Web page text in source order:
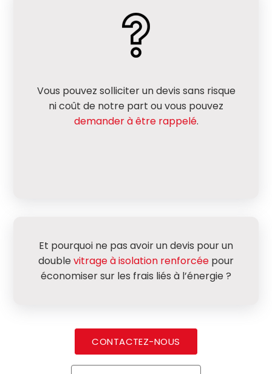
Vous pouvez solliciter un devis sans risque
ni coût de notre part ou vous pouvez
demander à être rappelé.
Et pourquoi ne pas avoir un devis pour un
double vitrage à isolation renforcée pour
économiser sur les frais liés à l’énergie ?
CONTACTEZ-NOUS